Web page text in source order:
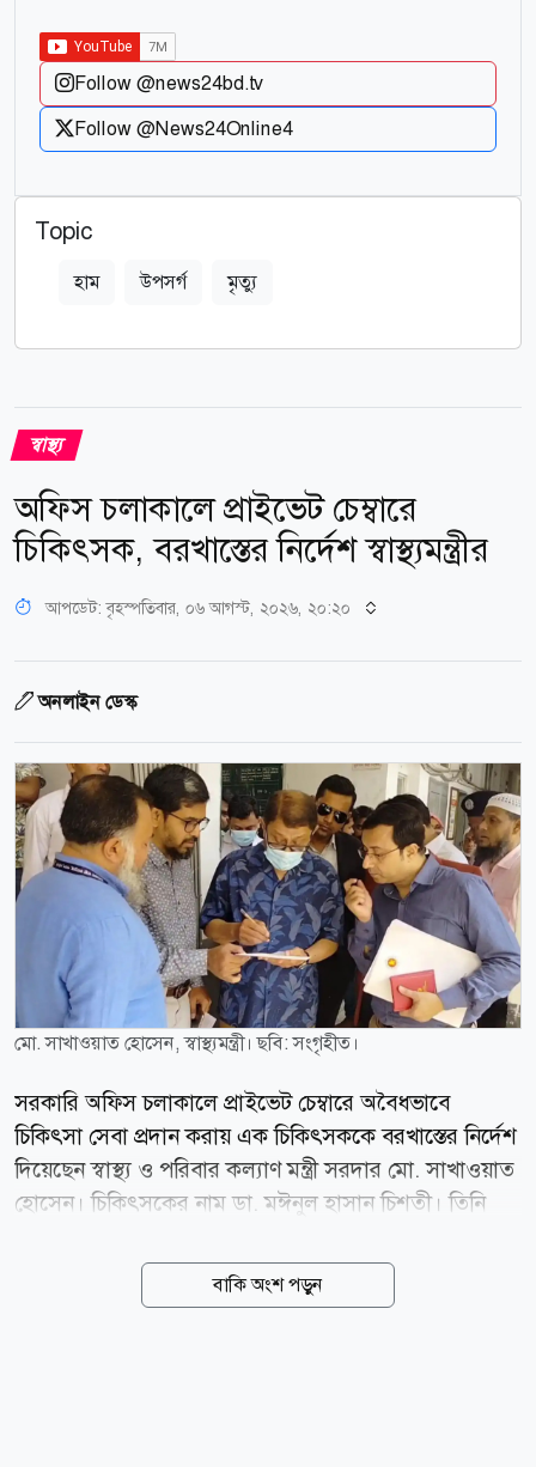
Follow @news24bd.tv
Follow @News24Online4
Topic
হাম উপসর্গ মৃত্যু
স্বাস্থ্য
অফিস চলাকালে প্রাইভেট চেম্বারে
চিকিৎসক, বরখাস্তের নির্দেশ স্বাস্থ্যমন্ত্রীর
আপডেট: বৃহস্পতিবার, ০৬ আগস্ট, ২০২৬, ২০:২০
অনলাইন ডেস্ক
মো. সাখাওয়াত হোসেন, স্বাস্থ্যমন্ত্রী। ছবি: সংগৃহীত।
সরকারি অফিস চলাকালে প্রাইভেট চেম্বারে অবৈধভাবে
চিকিৎসা সেবা প্রদান করায় এক চিকিৎসককে বরখাস্তের নির্দেশ
দিয়েছেন স্বাস্থ্য ও পরিবার কল্যাণ মন্ত্রী সরদার মো. সাখাওয়াত
হোসেন। চিকিৎসকের নাম ডা. মঈনুল হাসান চিশতী। তিনি
কনসালটেন্ট পদে কর্মরত আছেন। আজ বৃহস্পতিবার (৬
আগস্ট) দুপুরে রাজধানীর পুরান ঢাকার ইংলিশ রোডস্থ পপুলার
বাকি অংশ পড়ুন